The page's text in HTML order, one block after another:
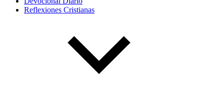
Reflexiones Cristianas